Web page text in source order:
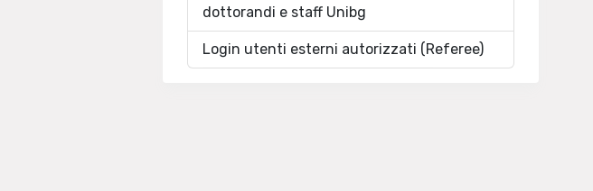
dottorandi e staff Unibg
Login utenti esterni autorizzati (Referee)